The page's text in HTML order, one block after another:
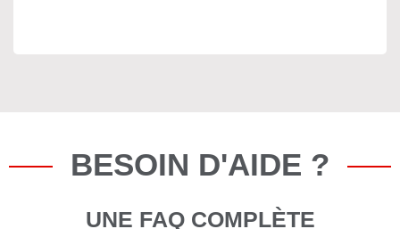
BESOIN D'AIDE ?
UNE FAQ COMPLÈTE